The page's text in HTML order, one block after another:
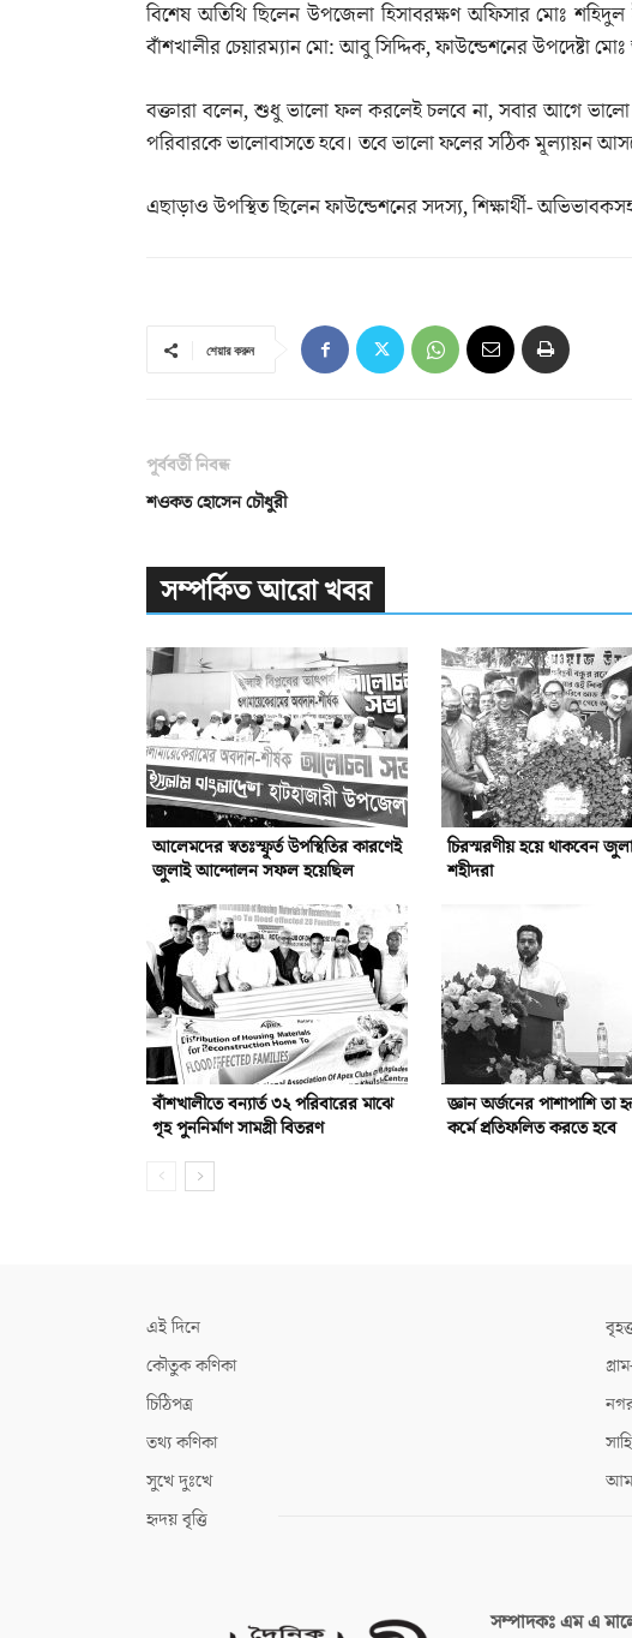
বিশেষ অতিথি ছিলেন উপজেলা হিসাবরক্ষণ অফিসার মোঃ
বাঁশখালীর চেয়ারম্যান মো: আবু সিদ্দিক, ফাউন্ডেশনের উপদেষ্টা মোঃ
বক্তারা বলেন, শুধু ভালো ফল করলেই চলবে না, সবার আগে ভালো
পরিবারকে ভালোবাসতে হবে। তবে ভালো ফলের সঠিক মূল্যায়ন
এছাড়াও উপস্থিত ছিলেন ফাউন্ডেশনের সদস্য, শিক্ষার্থী- অভিভাবকসহ
শেয়ার করুন
পূর্ববর্তী নিবন্ধ
শওকত হোসেন চৌধুরী
সম্পর্কিত আরো খবর
আলেমদের স্বতঃস্ফূর্ত উপস্থিতির কারণেই
জুলাই আন্দোলন সফল হয়েছিল
চিরস্মরণীয় হয়ে থাকবেন
শহীদরা
বাঁশখালীতে বন্যার্ত ৩২ পরিবারের মাঝে
গৃহ পুননির্মাণ সামগ্রী বিতরণ
জ্ঞান অর্জনের পাশাপাশি তা
কর্মে প্রতিফলিত করতে হবে
এই দিনে
কৌতুক কণিকা
চিঠিপত্র
তথ্য কণিকা
সুখে দুঃখে
হৃদয় বৃত্তি
সম্পাদকঃএম এ